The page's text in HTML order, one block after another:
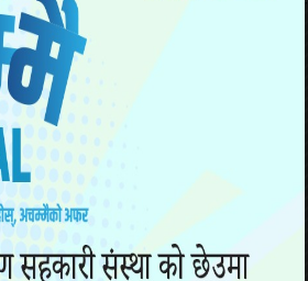
मुद्दाका ६ जना फरार भएका थिए